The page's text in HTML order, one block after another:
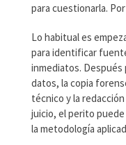
para cuestionarla.
Lo habitual es
para identificar
inmediatos. Después
datos, la copia
técnico y la
juicio, el perito
la metodología